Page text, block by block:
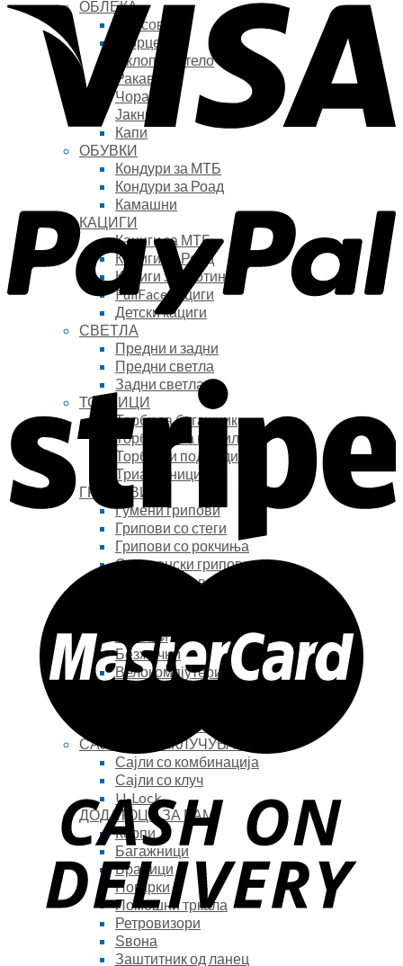
ОБЛЕКА
Дресови
Шорцеви
Оклопи за тело
Ракавици
Чорапи
Јакни
Капи
ОБУВКИ
Кондури за МТБ
Кондури за Роад
Камашни
КАЦИГИ
Кациги за МТБ
Кациги за Роад
Кациги за тротинет
FullFace кациги
Детски кациги
СВЕТЛА
Предни и задни
Предни светла
Задни светла
ТОРБИЦИ
Торби за багажник
Торбички за мобилен
Торбички под седиште
Триаголници
ГРИПОВИ
Гумени грипови
Грипови со стеги
Грипови со рокчиња
Силиконски грипови
Кожни грипови
Жичани
Безжични
Велокомпјутери
Држачи за шише-бидон
САЈЛИ ЗА ЗАКЛУЧУВАЊЕ
Сајли со комбинација
Сајли со клуч
U-Lock
ДОДАТОЦИ ЗА РАМ
Корпи
Багажници
Браници
Ногарки
Помошни тркала
Ретровизори
Ѕвона
Заштитник од ланец